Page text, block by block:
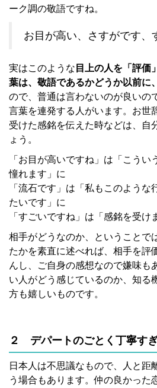
ーク調の敬語ですね。
お目が高い、さすがです、
実はこのような 目上の人を「評価
葉は、敬語であるかどうか以前に
ので、普通は言わないのが良いの
言葉を連発する人がいます。お世
受けた感銘を伝えた時などは、自
ょう。
「お目が高いですね」は「こうい
憧れます」に
「流石です」は「私もこのような
たいです」に
「すごいですね」は「感銘を受け
相手がどうなのか、ということで
たかを素直に述べれば、相手を評
んし、ご自身の感想なので嫌味も
い人がどう感じているのか、知る
方も嬉しいものです。
２ デパートのごとく丁寧す
日本人は不思議なもので、人と距
う場合もあります。仲の良かった